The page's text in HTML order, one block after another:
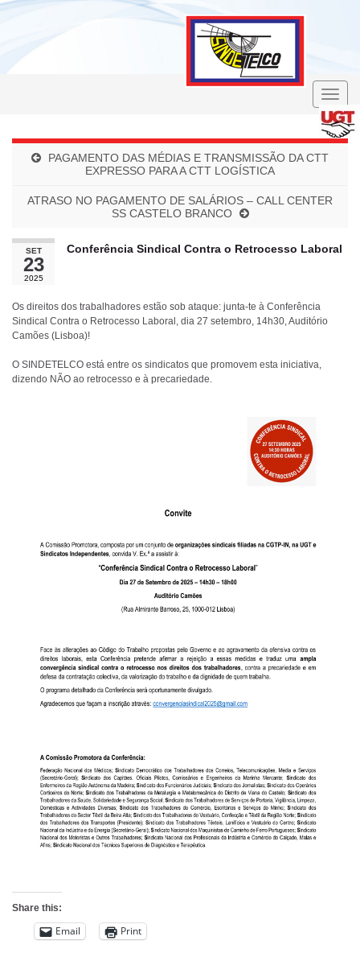
Toggle
PAGAMENTO DAS MÉDIAS E TRANSMISSÃO DA CTT
EXPRESSO PARA A CTT LOGÍSTICA
ATRASO NO PAGAMENTO DE SALÁRIOS – CALL CENTER
SS CASTELO BRANCO
SET
23
2025
Conferência Sindical Contra o Retrocesso Laboral
Os direitos dos trabalhadores estão sob ataque: junta-te à Conferência
Sindical Contra o Retrocesso Laboral, dia 27 setembro, 14h30, Auditório
Camões (Lisboa)!
O SINDETELCO está entre os sindicatos que promovem esta iniciativa,
dizendo NÃO ao retrocesso e à precariedade.
Share this:
Email Print